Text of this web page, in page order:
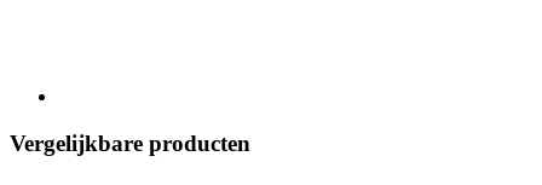
Vergelijkbare producten